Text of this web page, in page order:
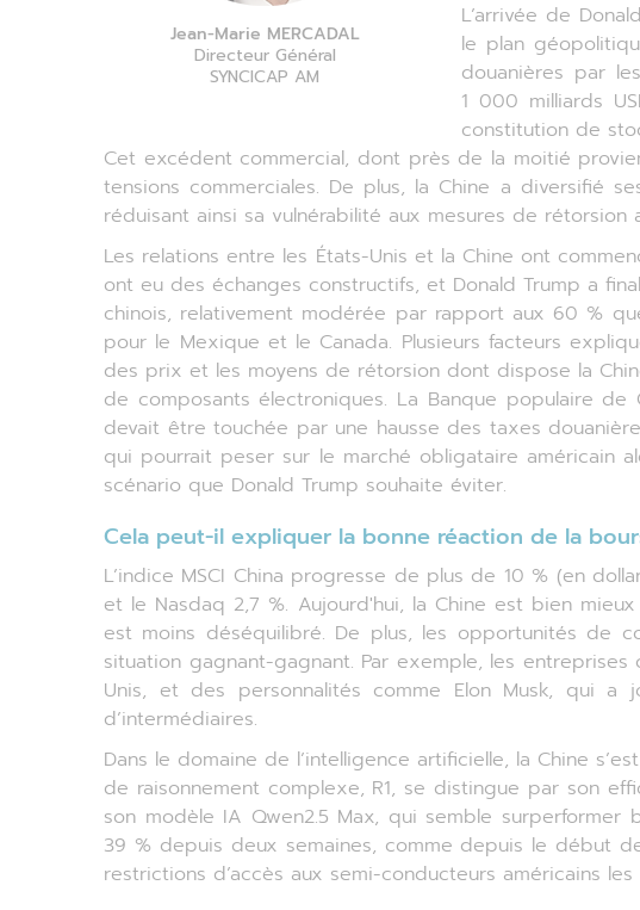
Jean-Marie MERCADAL
Directeur Général
SYNCICAP AM
L’arrivée de
le plan
douanières par
1 000 milliards
constitution de
Cet excédent commercial, dont près de la moitié
tensions commerciales. De plus, la Chine a diversifié
réduisant ainsi sa vulnérabilité aux mesures de rétorsion
Les relations entre les États-Unis et la Chine ont
ont eu des échanges constructifs, et Donald Trump a
chinois, relativement modérée par rapport aux 60 %
pour le Mexique et le Canada. Plusieurs facteurs
des prix et les moyens de rétorsion dont dispose la
de composants électroniques. La Banque populaire
devait être touchée par une hausse des taxes
qui pourrait peser sur le marché obligataire américain
scénario que Donald Trump souhaite éviter.
Cela peut-il expliquer la bonne réaction de la
L’indice MSCI China progresse de plus de 10 % (en
et le Nasdaq 2,7 %. Aujourd'hui, la Chine est bien
est moins déséquilibré. De plus, les opportunités de
situation gagnant-gagnant. Par exemple, les
Unis, et des personnalités comme Elon Musk, qui a
d’intermédiaires.
Dans le domaine de l’intelligence artificielle, la Chine
de raisonnement complexe, R1, se distingue par son
son modèle IA Qwen2.5 Max, qui semble
39 % depuis deux semaines, comme depuis le début
restrictions d’accès aux semi-conducteurs américains